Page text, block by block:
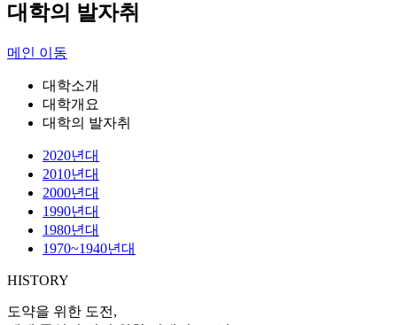
대학의 발자취
메인 이동
대학소개
대학개요
대학의 발자취
2020년대
2010년대
2000년대
1990년대
1980년대
1970~1940년대
HISTORY
도약을 위한 도전,